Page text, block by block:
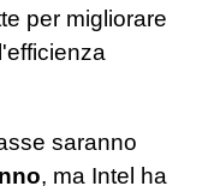
per migliorare
saranno
, ma Intel ha